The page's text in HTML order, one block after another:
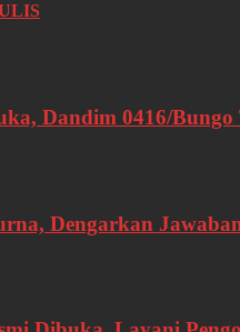
Dandim 0416/
Dengarkan